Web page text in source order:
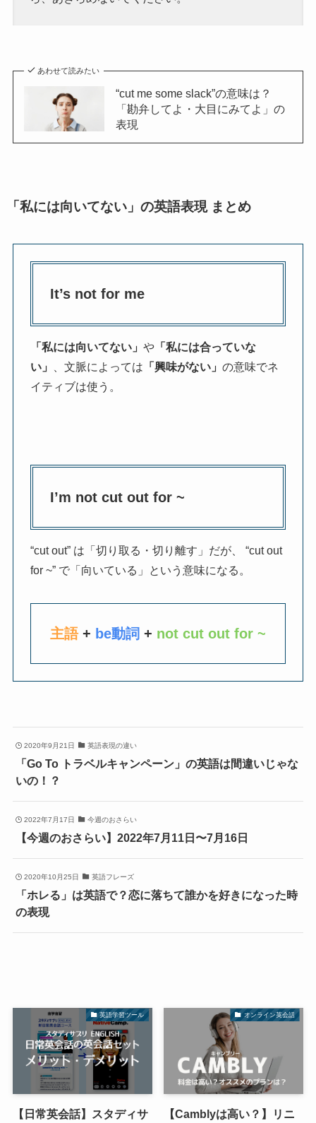
あわせて読みたい
“cut me some slack”の意味は？
「勘弁してよ・大目にみてよ」の
表現
「私には向いてない」の英語表現 まとめ
It’s not for me
「私には向いてない」 や「私には合っていな
い」
、文脈によっては 「興味がない」 の意味でネ
イティブは使う。
I’m not cut out for ~
“cut out” は「切り取る・切り離す」だが、 “cut out
for ~” で「向いている」という意味になる。
主語+ be動詞 + not cut out for ~
2020年9月21日 英語表現の違い
「Go To トラベルキャンペーン」の英語は間違いじゃな
いの！？
2022年7月17日 今週のおさらい
【今週のおさらい】2022年7月11日〜7月16日
2020年10月25日 英語フレーズ
「ホレる」は英語で？恋に落ちて誰かを好きになった時
の表現
英語学習ツール
【日常英会話】スタディサ
オンライン英会話
【Camblyは高い？】リニ